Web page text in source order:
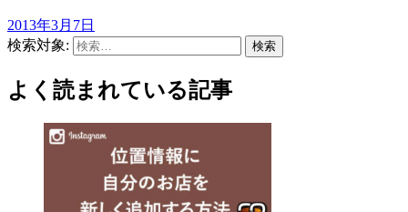
2013年3月7日
検索対象:
よく読まれている記事